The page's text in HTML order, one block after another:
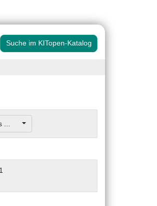
Suche im KITopen-Katalog
...